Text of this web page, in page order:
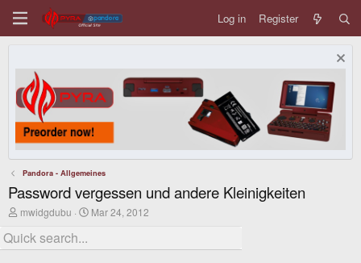
Log in Register
Pandora - Allgemeines
Password vergessen und andere Kleinigkeiten
T
r
e
mwidgdubu
S
r
Mar 24, 2012